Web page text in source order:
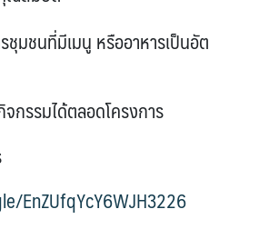
ชุมชนที่มีเมนู หรืออาหารเป็นอัต
จกรรมได้ตลอดโครงการ
EnZUfqYcY6WJH3226